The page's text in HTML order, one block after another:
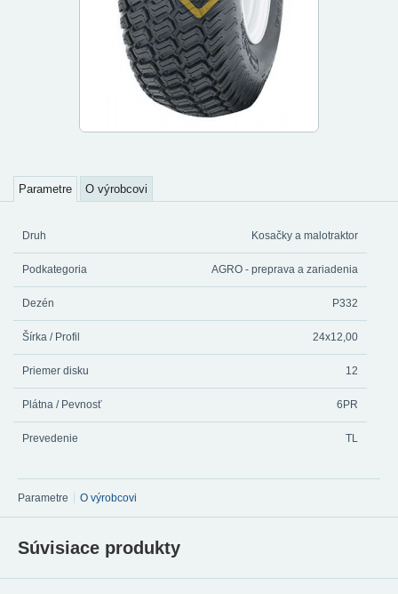
Parametre O výrobcovi
Druh Kosačky a malotraktor
Podkategoria AGRO - preprava a zariadenia
Dezén P332
Šírka / Profil 24x12,00
Priemer disku 12
Plátna / Pevnosť 6PR
Prevedenie TL
Parametre O výrobcovi
Súvisiace produkty